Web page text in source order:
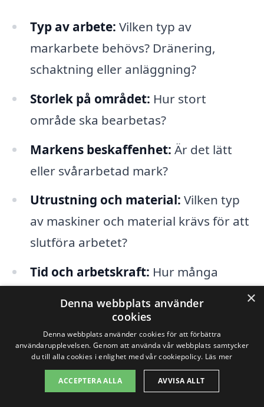
Typ av arbete: Vilken typ av
markarbete behövs? Dränering,
schaktning eller anläggning?
Storlek på området: Hur stort
område ska bearbetas?
Markens beskaffenhet: Är det lätt
eller svårarbetad mark?
Utrustning och material: Vilken typ
av maskiner och material krävs för att
slutföra arbetet?
Tid och arbetskraft: Hur många
För att få en uppfattning om kostnaden
för markarbete i Beddingestrand är det
en bra idé att jämföra flera offerter från
olika företag. Markarbete-pris.se gör det
×
Denna webbplats använder
cookies
Denna webbplats använder cookies för att förbättra
användarupplevelsen. Genom att använda vår webbplats samtycker
du till alla cookies i enlighet med vår cookiepolicy. Läs mer
ACCEPTERA ALLA AVVISA ALLT